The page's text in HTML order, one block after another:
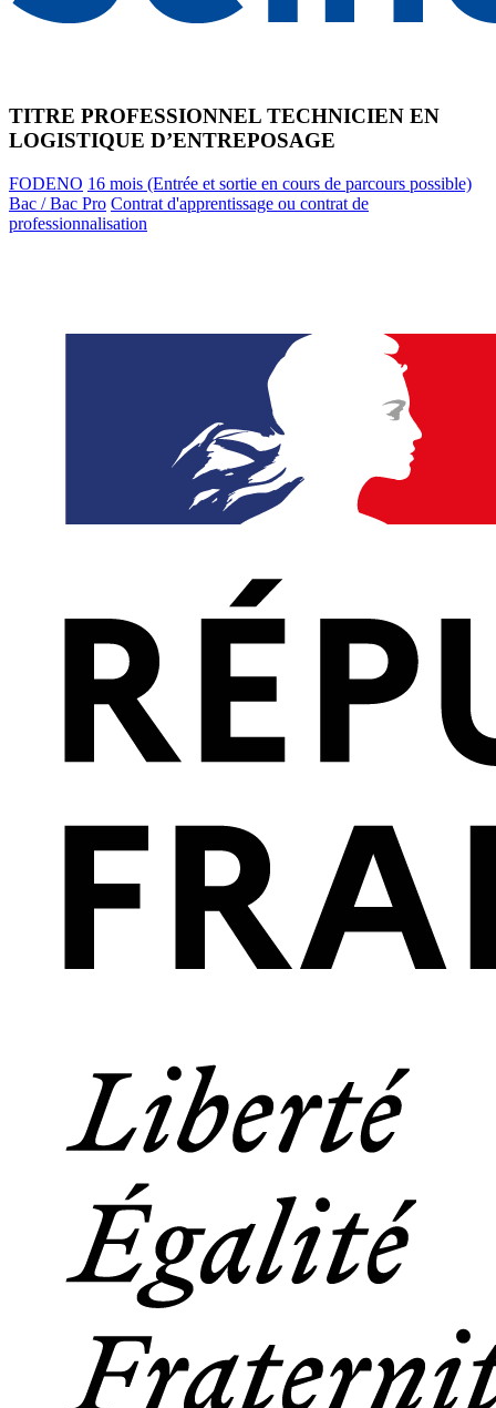
TITRE PROFESSIONNEL TECHNICIEN EN
LOGISTIQUE D’ENTREPOSAGE
FODENO 16 mois (Entrée et sortie en cours de parcours possible)
Bac / Bac Pro Contrat d'apprentissage ou contrat de
professionnalisation